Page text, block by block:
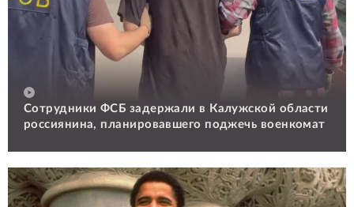
Сотрудники ФСБ задержали в Калужской области
россиянина, планировавшего поджечь военкомат